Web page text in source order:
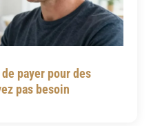
payer pour des
pas besoin